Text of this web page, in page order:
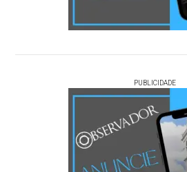
PUBLICIDADE